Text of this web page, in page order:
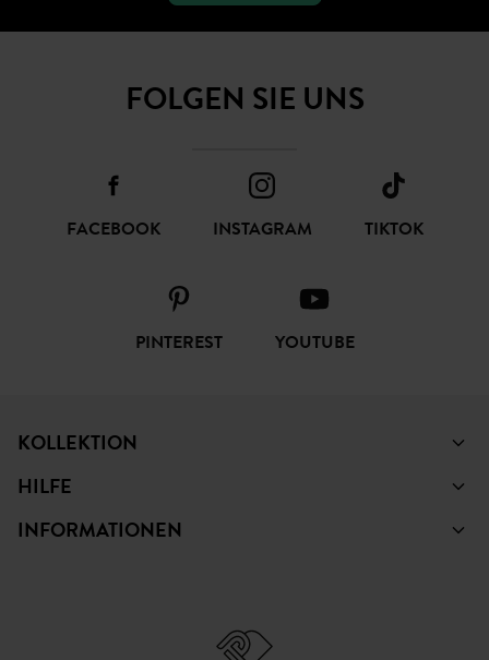
FOLGEN SIE UNS
FACEBOOK INSTAGRAM TIKTOK
PINTEREST YOUTUBE
KOLLEKTION
HILFE
INFORMATIONEN